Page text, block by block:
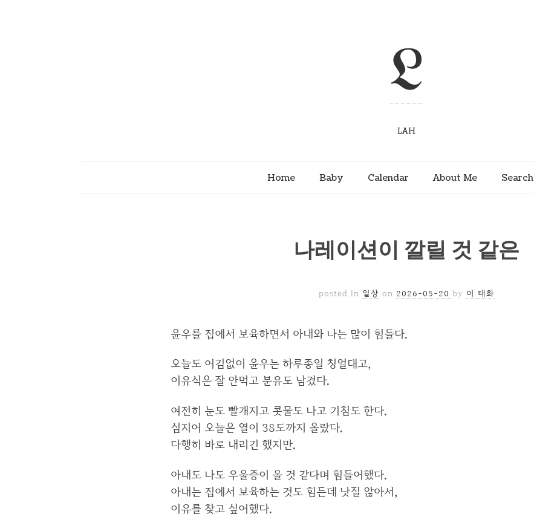
L
LAH
Home Baby Calendar About Me Search
나레이션이 깔릴 것 같은
posted in 일상 on 2026-05-20 by 이 태화
윤우를 집에서 보육하면서 아내와 나는 많이 힘들다.
오늘도 어김없이 윤우는 하루종일 칭얼대고,
이유식은 잘 안먹고 분유도 남겼다.
여전히 눈도 빨개지고 콧물도 나고 기침도 한다.
심지어 오늘은 열이 38도까지 올랐다.
다행히 바로 내리긴 했지만.
아내도 나도 우울증이 올 것 같다며 힘들어했다.
아내는 집에서 보육하는 것도 힘든데 낫질 않아서,
이유를 찾고 싶어했다.